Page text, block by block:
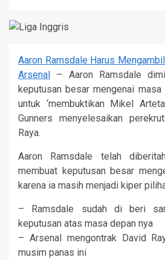
Aaron Ramsdale Harus
Arsenal – Aaron Ramsdale
keputusan besar mengenai
untuk ‘membuktikan Mikel
Gunners menyelesaikan
Raya.
Aaron Ramsdale telah
membuat keputusan besar
karena ia masih menjadi kiper
– Ramsdale sudah di beri
keputusan atas masa depan nya
– Arsenal mengontrak David
musim panas ini